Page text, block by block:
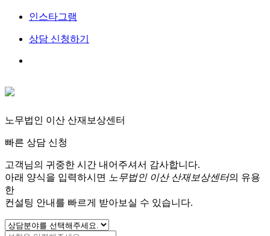
인스타그램
상담 신청하기
노무법인 이산 산재보상센터
빠른 상담 신청
고객님의 귀중한 시간 내어주셔서 감사합니다.
아래 양식을 입력하시면
노무법인 이산 산재보상센터의 유용
한
컨설팅 안내를 빠르게 받아보실 수 있습니다.